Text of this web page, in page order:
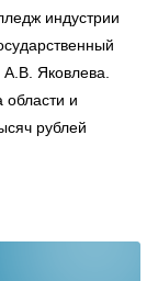
индустрии
Яковлева.
области и
рублей